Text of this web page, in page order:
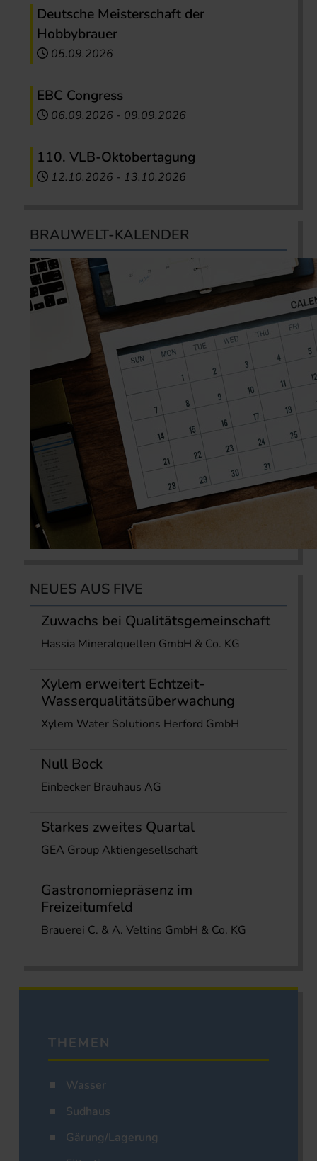
Deutsche Meisterschaft der
Hobbybrauer
05.09.2026
EBC Congress
06.09.2026 - 09.09.2026
110. VLB-Oktobertagung
12.10.2026 - 13.10.2026
BRAUWELT-KALENDER
NEUES AUS FIVE
Zuwachs bei Qualitätsgemeinschaft
Hassia Mineralquellen GmbH & Co. KG
Xylem erweitert Echtzeit-
Wasserqualitätsüberwachung
Xylem Water Solutions Herford GmbH
Null Bock
Einbecker Brauhaus AG
Starkes zweites Quartal
GEA Group Aktiengesellschaft
Gastronomiepräsenz im
Freizeitumfeld
Brauerei C. & A. Veltins GmbH & Co. KG
THEMEN
Wasser
Sudhaus
Gärung/Lagerung